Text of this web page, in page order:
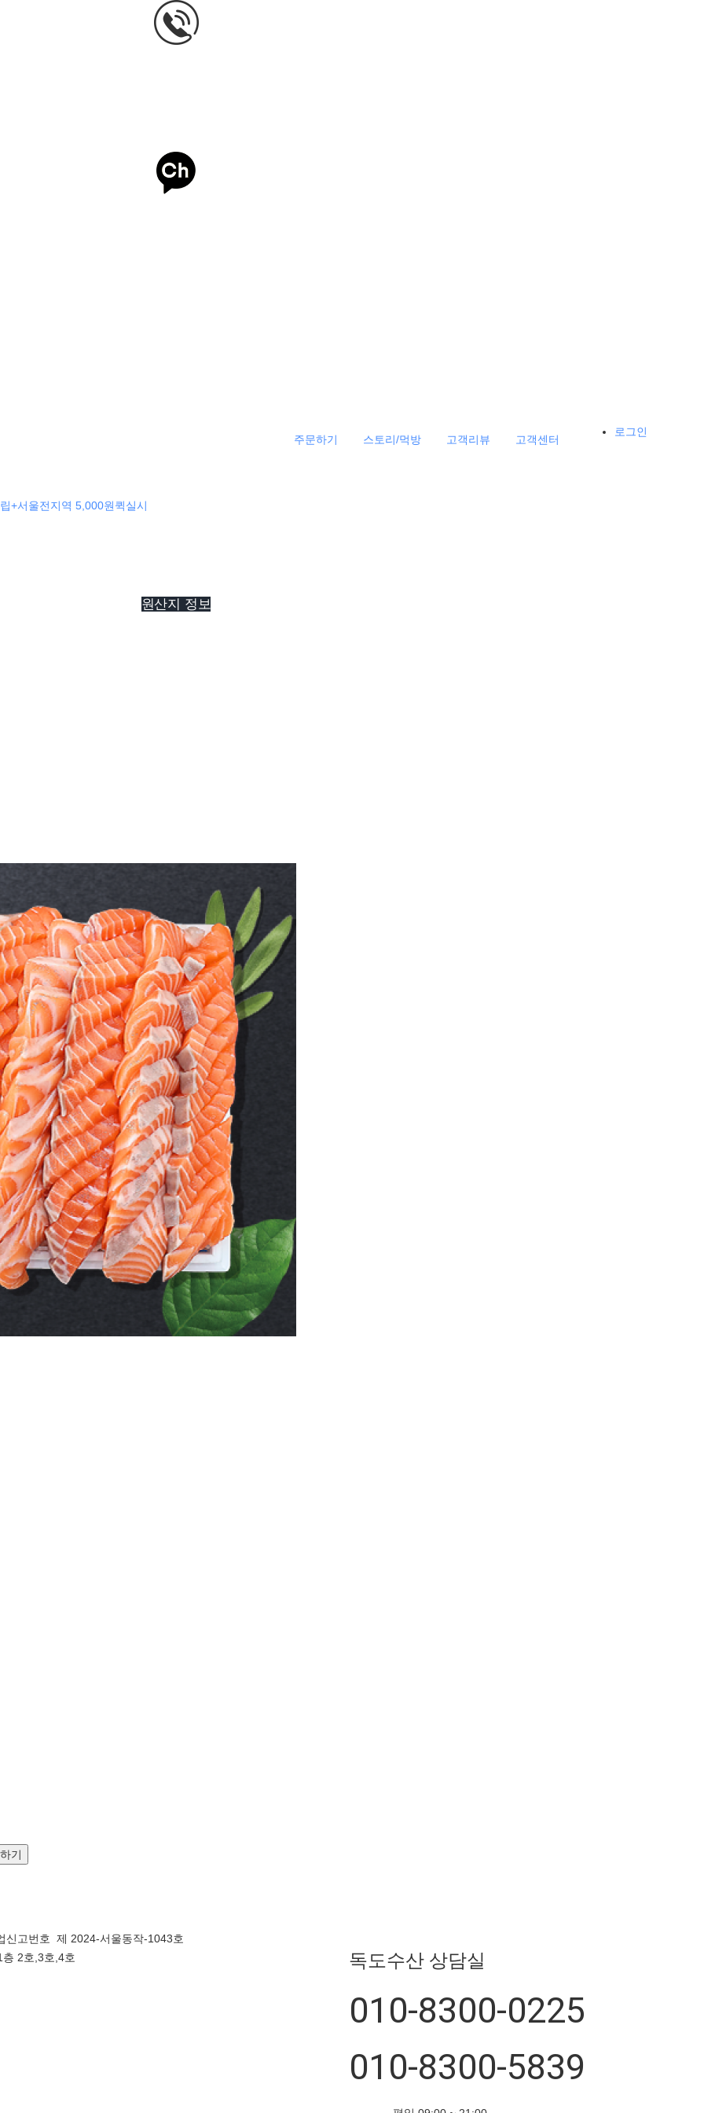
로그인
주문하기 스토리/먹방 고객리뷰 고객센터
+서울전지역 5,000원퀵실시
원산지 정보
기
신고번호 제 2024-서울동작-1043호
2호,3호,4호
독도수산 상담실
010-8300-0225
010-8300-5839